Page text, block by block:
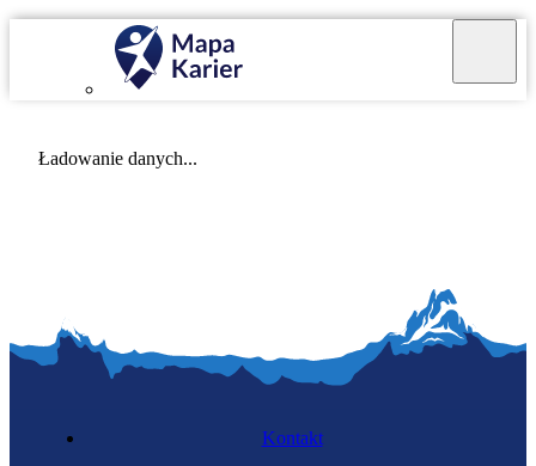
Ładowanie danych...
Kontakt